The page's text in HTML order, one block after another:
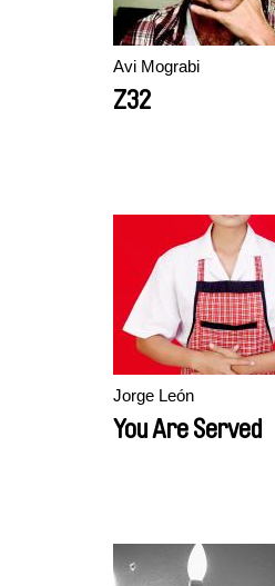
Avi Mograbi
Z32
Jorge León
You Are Served